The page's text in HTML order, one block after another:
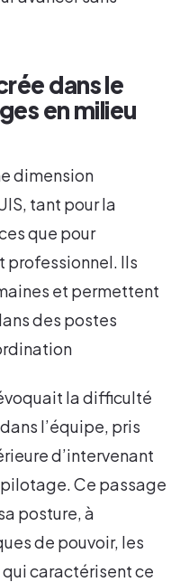
dans le
en milieu
dimension
tant pour la
que pour
professionnel. Ils
et permettent
des postes
la difficulté
l’équipe, pris
d’intervenant
Ce passage
posture, à
de pouvoir, les
caractérisent ce